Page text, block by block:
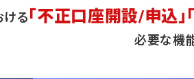
ける「不正口座開設/申込」
必要な機